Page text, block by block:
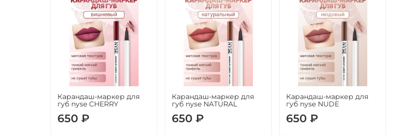
Карандаш-маркер для
губ nyse CHERRY
650 ₽
Карандаш-маркер для
губ nyse NATURAL
650 ₽
Карандаш-маркер для
губ nyse NUDE
650 ₽